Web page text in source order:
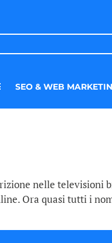
SEO & WEB
nelle televisioni
Ora quasi tutti i